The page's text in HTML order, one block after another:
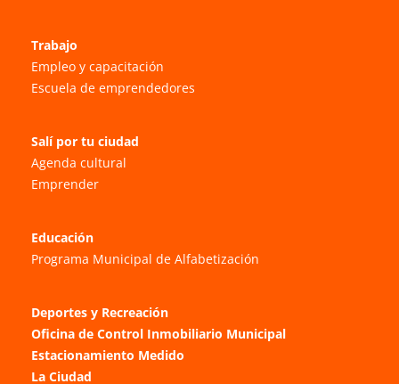
Trabajo
Empleo y capacitación
Escuela de emprendedores
Salí por tu ciudad
Agenda cultural
Emprender
Educación
Programa Municipal de Alfabetización
Deportes y Recreación
Oficina de Control Inmobiliario Municipal
Estacionamiento Medido
La Ciudad